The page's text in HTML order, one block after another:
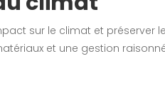
sur le climat et préserver
et une gestion